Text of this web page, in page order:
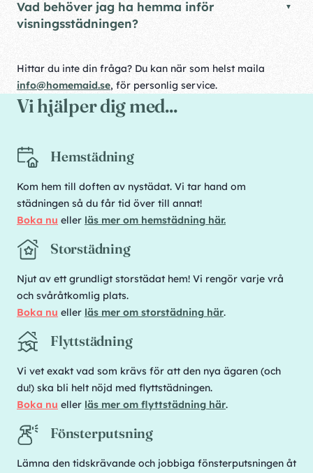
Vad behöver jag ha hemma inför
visningsstädningen?
Hittar du inte din fråga? Du kan när som helst maila
info@homemaid.se, för personlig service.
Vi hjälper dig med...
Hemstädning
Kom hem till doften av nystädat. Vi tar hand om
städningen så du får tid över till annat!
Boka nu eller läs mer om hemstädning här.
Storstädning
Njut av ett grundligt storstädat hem! Vi rengör varje vrå
och svåråtkomlig plats.
Boka nu eller läs mer om storstädning här.
Flyttstädning
Vi vet exakt vad som krävs för att den nya ägaren (och
du!) ska bli helt nöjd med flyttstädningen.
Boka nu eller läs mer om flyttstädning här.
Fönsterputsning
Lämna den tidskrävande och jobbiga fönsterputsningen åt